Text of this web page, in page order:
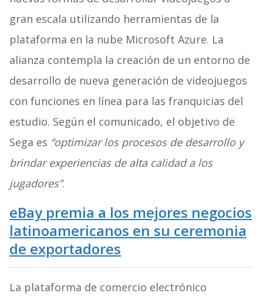
gran escala utilizando herramientas de la
plataforma en la nube Microsoft Azure. La
alianza contempla la creación de un entorno de
desarrollo de nueva generación de videojuegos
con funciones en línea para las franquicias del
estudio. Según el comunicado, el objetivo de
Sega es “optimizar los procesos de desarrollo y
brindar experiencias de alta calidad a los
jugadores”.
eBay premia a los mejores negocios
latinoamericanos en su ceremonia
de exportadores
La plataforma de comercio electrónico